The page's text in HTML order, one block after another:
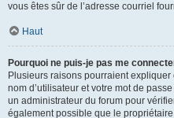
vous êtes sûr de l’adresse courriel
Haut
Pourquoi ne puis-je pas me
Plusieurs raisons pourraient
nom d’utilisateur et votre mot de
un administrateur du forum pour
également possible que le